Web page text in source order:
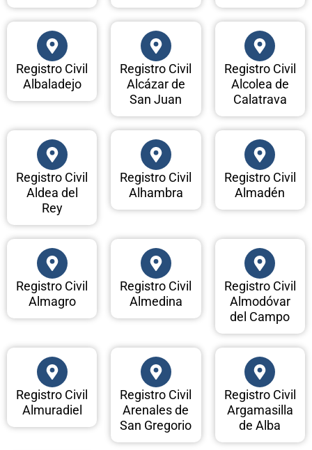
Registro Civil
Albaladejo
Registro Civil
Alcázar de
San Juan
Registro Civil
Alcolea de
Calatrava
Registro Civil
Aldea del
Rey
Registro Civil
Alhambra
Registro Civil
Almadén
Registro Civil
Almagro
Registro Civil
Almedina
Registro Civil
Almodóvar
del Campo
Registro Civil
Almuradiel
Registro Civil
Arenales de
San Gregorio
Registro Civil
Argamasilla
de Alba